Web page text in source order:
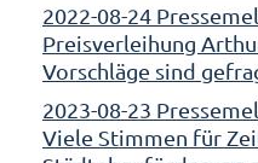
2022-08-24
Preisverleihung
Vorschläge sind
2023-08-23
Viele Stimmen für